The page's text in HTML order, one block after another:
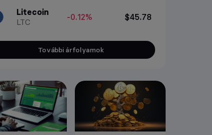
Litecoin
LTC
-0.12% $45.78
További árfolyamok